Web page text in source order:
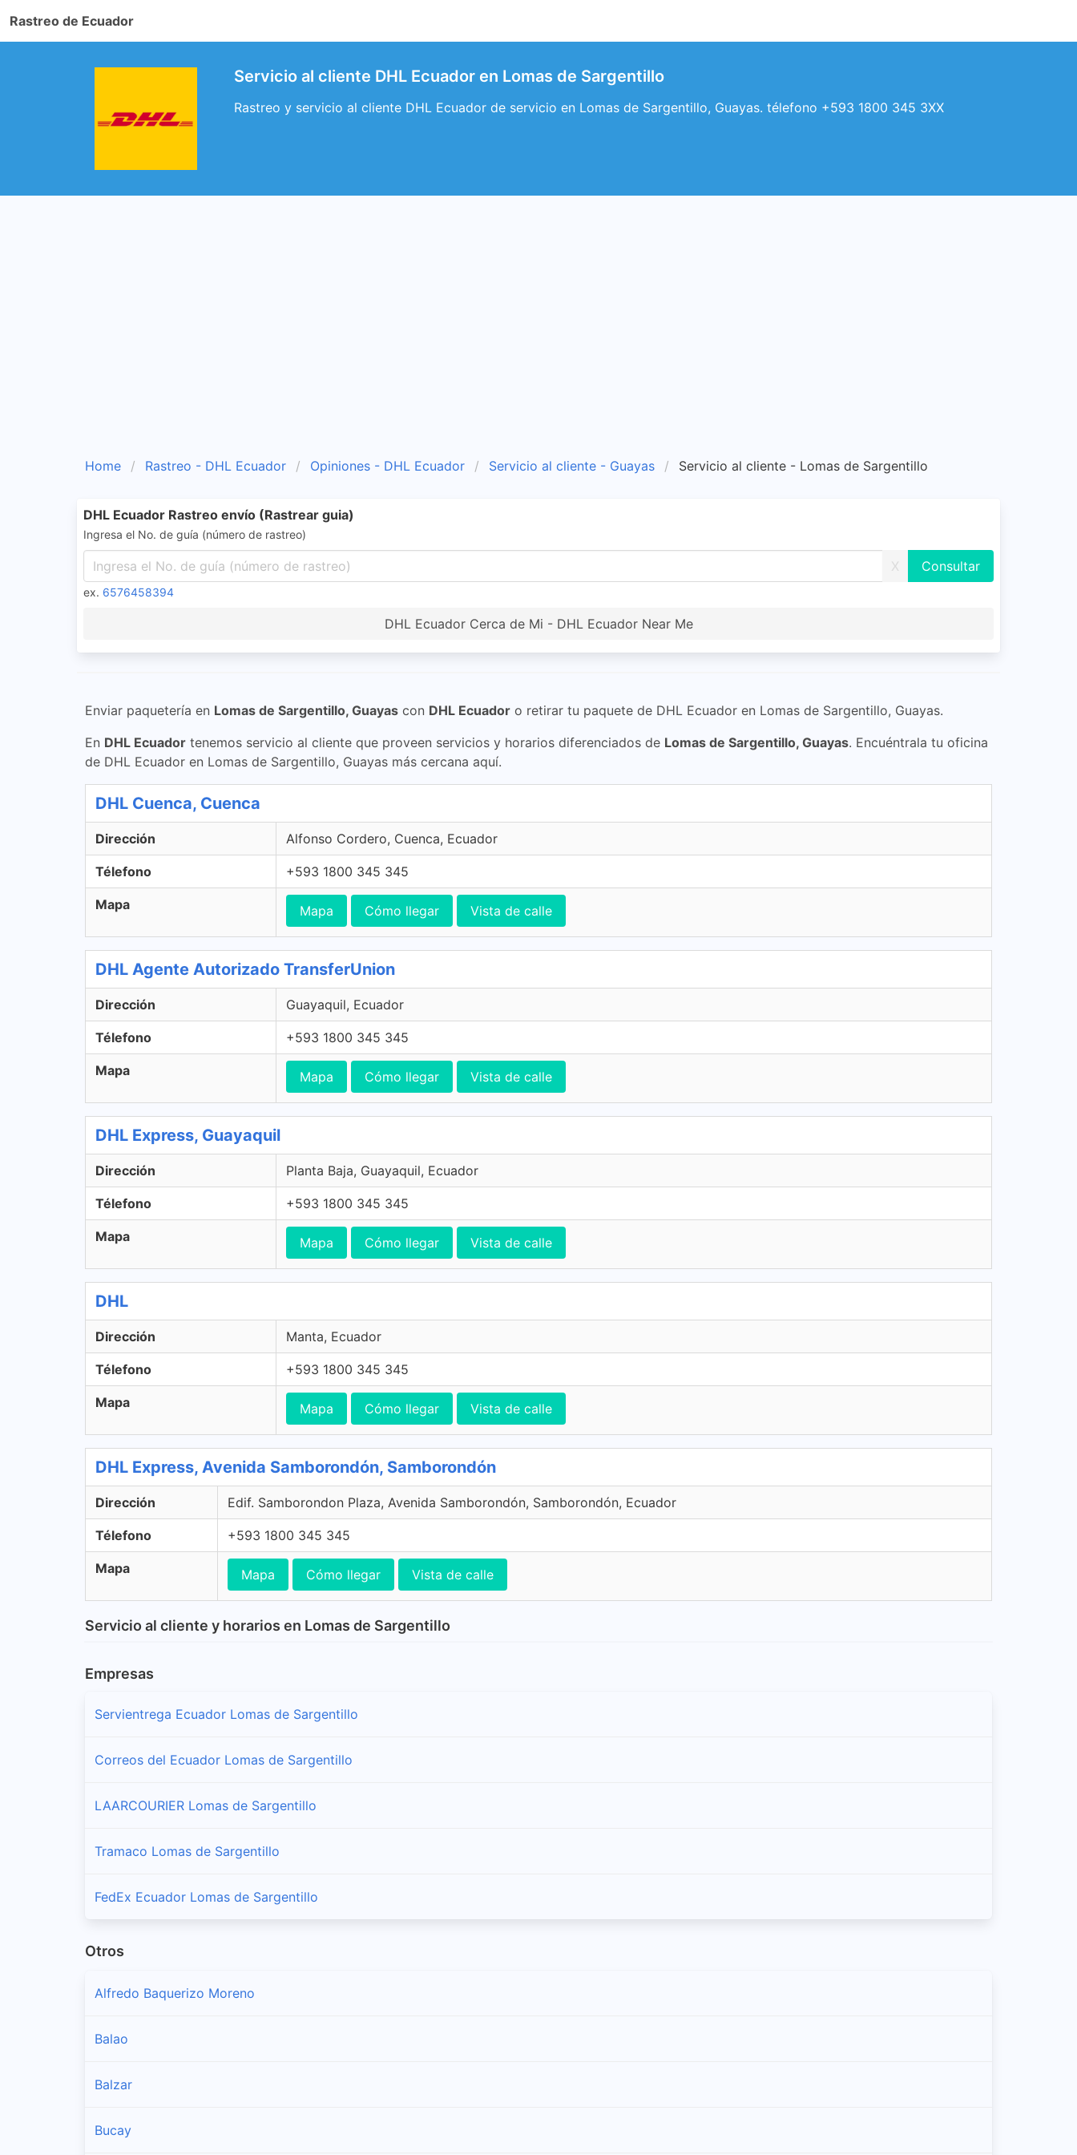
Rastreo de Ecuador
Servicio al cliente DHL Ecuador en Lomas de Sargentillo
Rastreo y servicio al cliente DHL Ecuador de servicio en Lomas de Sargentillo, Guayas. télefono +593 1800 345 3XX
Home Rastreo - DHL Ecuador Opiniones - DHL Ecuador Servicio al cliente - Guayas Servicio al cliente - Lomas de Sargentillo
DHL Ecuador Rastreo envío (Rastrear guia)
Ingresa el No. de guía (número de rastreo)
X
ex. 6576458394
DHL Ecuador Cerca de Mi - DHL Ecuador Near Me
Enviar paquetería en Lomas de Sargentillo, Guayas con DHL Ecuador o retirar tu paquete de DHL Ecuador en Lomas de Sargentillo, Guayas.
En DHL Ecuador tenemos servicio al cliente que proveen servicios y horarios diferenciados de Lomas de Sargentillo, Guayas. Encuéntrala tu oficina
de DHL Ecuador en Lomas de Sargentillo, Guayas más cercana aquí.
DHL Cuenca, Cuenca
Dirección Alfonso Cordero, Cuenca, Ecuador
Télefono +593 1800 345 345
Mapa Mapa Cómo llegar Vista de calle
DHL Agente Autorizado TransferUnion
Dirección Guayaquil, Ecuador
Télefono +593 1800 345 345
Mapa Mapa Cómo llegar Vista de calle
DHL Express, Guayaquil
Dirección Planta Baja, Guayaquil, Ecuador
Télefono +593 1800 345 345
Mapa Mapa Cómo llegar Vista de calle
DHL
Dirección Manta, Ecuador
Télefono +593 1800 345 345
Mapa Mapa Cómo llegar Vista de calle
DHL Express, Avenida Samborondón, Samborondón
Dirección Edif. Samborondon Plaza, Avenida Samborondón, Samborondón, Ecuador
Télefono +593 1800 345 345
Mapa Mapa Cómo llegar Vista de calle
Servicio al cliente y horarios en Lomas de Sargentillo
Empresas
Servientrega Ecuador Lomas de Sargentillo
Correos del Ecuador Lomas de Sargentillo
LAARCOURIER Lomas de Sargentillo
Tramaco Lomas de Sargentillo
FedEx Ecuador Lomas de Sargentillo
Otros
Alfredo Baquerizo Moreno
Balao
Balzar
Bucay